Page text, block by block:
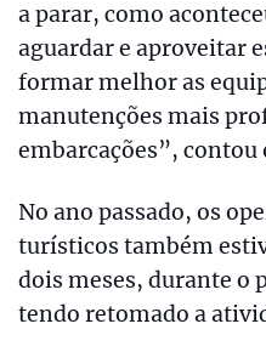
a parar, como
aguardar e aproveitar
formar melhor as
manutenções mais
embarcações”, contou
No ano passado, os
turísticos também
dois meses, durante
tendo retomado a